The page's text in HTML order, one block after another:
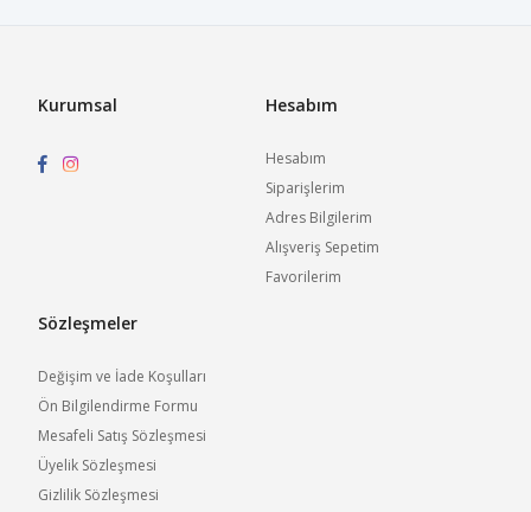
Kurumsal Hesabım
Hesabım
Siparişlerim
Adres Bilgilerim
Alışveriş Sepetim
Favorilerim
Sözleşmeler
Değişim ve İade Koşulları
Ön Bilgilendirme Formu
Mesafeli Satış Sözleşmesi
Üyelik Sözleşmesi
Gizlilik Sözleşmesi